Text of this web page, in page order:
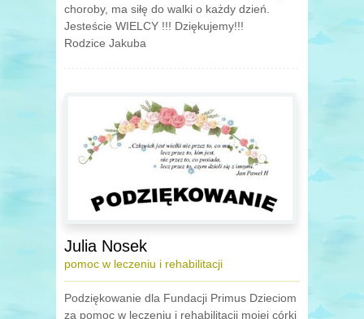
choroby, ma siłę do walki o każdy dzień.
Jesteście WIELCY !!! Dziękujemy!!!
Rodzice Jakuba
Julia Nosek
pomoc w leczeniu i rehabilitacji
Podziękowanie dla Fundacji Primus Dzieciom
za pomoc w leczeniu i rehabilitacji mojej córki